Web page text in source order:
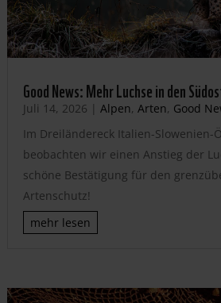
Good News: Mehr Luchse in den
Juli 14, 2026 | Alpen, Arten, Good
Im Dreiländereck Italien-Slowenien-
beobachten wir einen Anstieg der
schöne Bestätigung für den
Artenschutz!
mehr lesen